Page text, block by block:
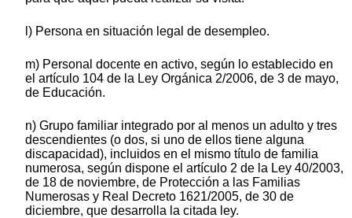
l) Persona en situación legal de desempleo.
m) Personal docente en activo, según lo establecido en
el artículo 104 de la Ley Orgánica 2/2006, de 3 de mayo,
de Educación.
n) Grupo familiar integrado por al menos un adulto y tres
descendientes (o dos, si uno de ellos tiene alguna
discapacidad), incluidos en el mismo título de familia
numerosa, según dispone el artículo 2 de la Ley 40/2003,
de 18 de noviembre, de Protección a las Familias
Numerosas y Real Decreto 1621/2005, de 30 de
diciembre, que desarrolla la citada ley.